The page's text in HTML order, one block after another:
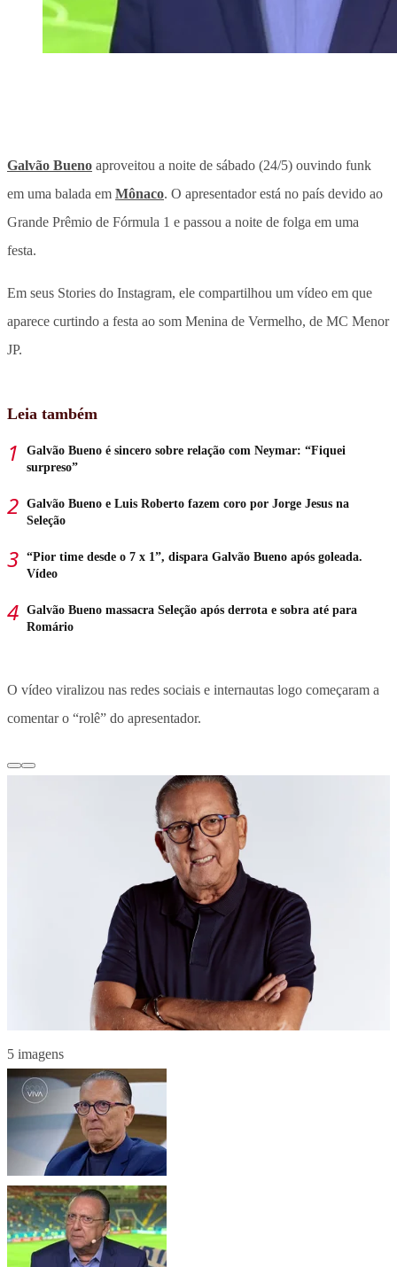
Galvão Bueno aproveitou a noite de sábado (24/5) ouvindo funk
em uma balada em Mônaco. O apresentador está no país devido ao
Grande Prêmio de Fórmula 1 e passou a noite de folga em uma
festa.
Em seus Stories do Instagram, ele compartilhou um vídeo em que
aparece curtindo a festa ao som Menina de Vermelho, de MC Menor
JP.
Leia também
Galvão Bueno é sincero sobre relação com Neymar: “Fiquei
surpreso”
Galvão Bueno e Luis Roberto fazem coro por Jorge Jesus na
Seleção
“Pior time desde o 7 x 1”, dispara Galvão Bueno após goleada.
Vídeo
Galvão Bueno massacra Seleção após derrota e sobra até para
Romário
O vídeo viralizou nas redes sociais e internautas logo começaram a
comentar o “rolê” do apresentador.
5 imagens